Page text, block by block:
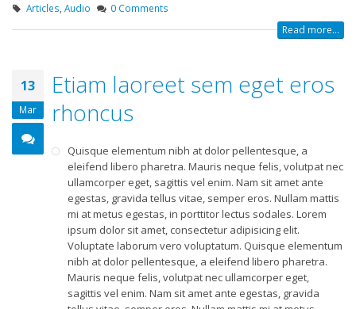
Articles Audio 0 Comments
Read more...
13
Mar
Etiam laoreet sem eget eros
rhoncus
Quisque elementum nibh at dolor pellentesque, a
eleifend libero pharetra. Mauris neque felis, volutpat nec
ullamcorper eget, sagittis vel enim. Nam sit amet ante
egestas, gravida tellus vitae, semper eros. Nullam mattis
mi at metus egestas, in porttitor lectus sodales. Lorem
ipsum dolor sit amet, consectetur adipisicing elit.
Voluptate laborum vero voluptatum. Quisque elementum
nibh at dolor pellentesque, a eleifend libero pharetra.
Mauris neque felis, volutpat nec ullamcorper eget,
sagittis vel enim. Nam sit amet ante egestas, gravida